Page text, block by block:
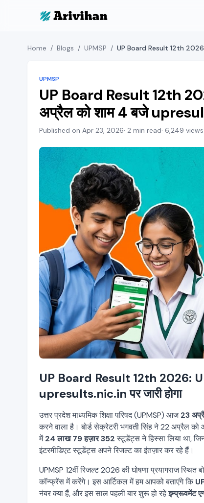
Home / Blogs / UPMSP /
UPMSP
UP Board Result 12th
अप्रैल को शाम 4 बजे
Published on Apr 23, 2026· 2 min read· 6,249 views
UP Board Result 12th 2026:
upresults.nic.in पर जारी होगा
उत्तर प्रदेश माध्यमिक शिक्षा परिषद (UPMSP) आज23
करने वाला है। बोर्ड सेक्रेटरी भगवती सिंह ने 22 अप्रैल को
में24 लाख 79 हज़ार 352स्टूडेंट्स ने हिस्सा लिया था,
इंटरमीडिएट स्टूडेंट्स अपने रिजल्ट का इंतज़ार कर रहे हैं।
UPMSP 12वीं रिजल्ट 2026 की घोषणा प्रयागराज स्थित
कॉन्फ्रेंस में करेंगे। इस आर्टिकल में हम आपको बताएंगे कि
नंबर क्या हैं, और इस साल पहली बार शुरू हो रहेइम्प्रूवमेंट